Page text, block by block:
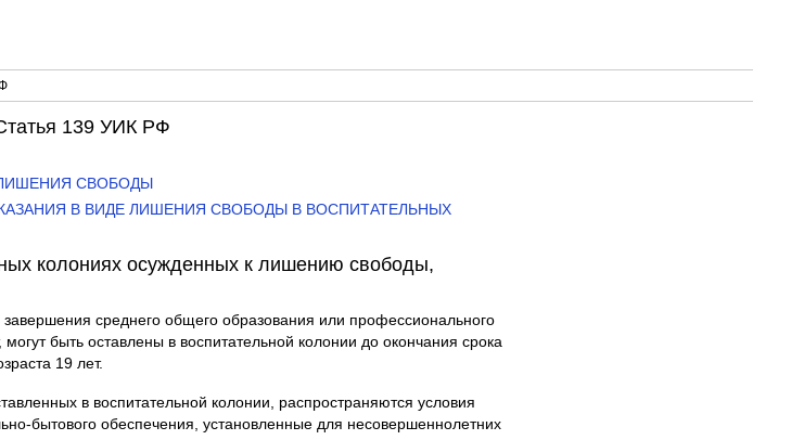
139 УИК РФ
СВОБОДЫ
В ВИДЕ ЛИШЕНИЯ СВОБОДЫ В ВОСПИТАТЕЛЬНЫХ
колониях осужденных к лишению свободы,
среднего общего образования или профессионального
быть оставлены в воспитательной колонии до окончания срока
19 лет.
в воспитательной колонии, распространяются условия
бытового обеспечения, установленные для несовершеннолетних